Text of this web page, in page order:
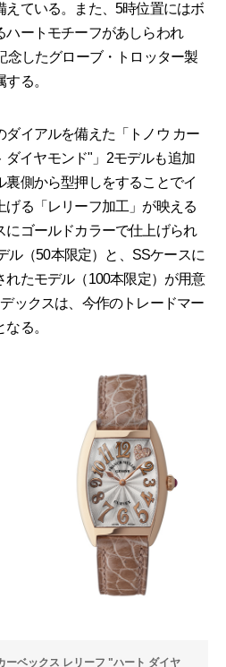
えている。また、5時位置にはボ
ハートモチーフがあしらわれ
念したグローブ・トロッター製
る。
イアルを備えた「トノウ カー
ダイヤモンド"」2モデルも追加
裏側から型押しをすることでイ
げる「レリーフ加工」が映える
にゴールドカラーで仕上げられ
ル（50本限定）と、SSケースに
れたモデル（100本限定）が用意
ックスは、今作のトレードマー
る。
ーベックス レリーフ "ハート ダイヤ